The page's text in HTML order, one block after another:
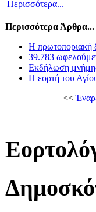
Περισσότερα...
Περισσότερα Άρθρα...
Η πρωτοποριακή
39.783
Εκδήλωση
Η εορτή του
<<